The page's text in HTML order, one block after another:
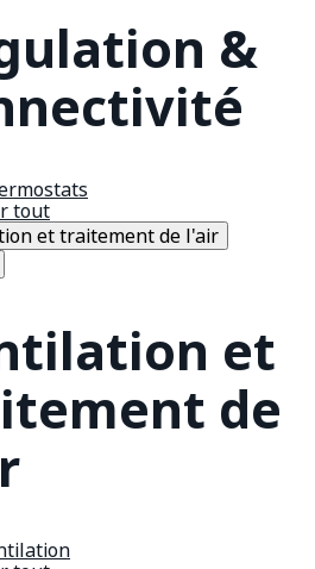
&
tout
et traitement de l'air
et
de